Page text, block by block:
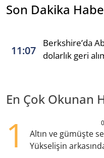
Son Dakika
11:07
Berkshire’da
dolarlık geri
En Çok Okunan
1
Altın ve gümüşte
Yükselişin